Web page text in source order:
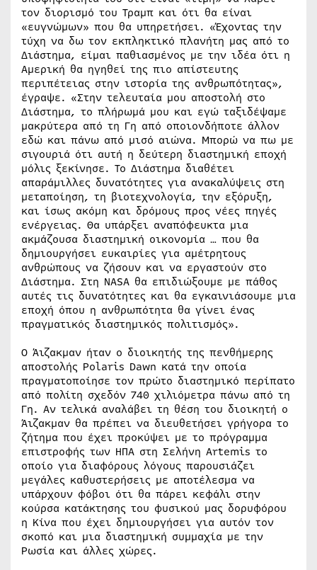
τον διορισμό του Τραμπ και ότι θα είναι
«ευγνώμων» που θα υπηρετήσει. «Έχοντας την
τύχη να δω τον εκπληκτικό πλανήτη μας από το
Διάστημα, είμαι παθιασμένος με την ιδέα ότι η
Αμερική θα ηγηθεί της πιο απίστευτης
περιπέτειας στην ιστορία της ανθρωπότητας»,
έγραψε. «Στην τελευταία μου αποστολή στο
Διάστημα, το πλήρωμά μου και εγώ ταξιδέψαμε
μακρύτερα από τη Γη από οποιονδήποτε άλλον
εδώ και πάνω από μισό αιώνα. Μπορώ να πω με
σιγουριά ότι αυτή η δεύτερη διαστημική εποχή
μόλις ξεκίνησε. Το Διάστημα διαθέτει
απαράμιλλες δυνατότητες για ανακαλύψεις στη
μεταποίηση, τη βιοτεχνολογία, την εξόρυξη,
και ίσως ακόμη και δρόμους προς νέες πηγές
ενέργειας. Θα υπάρξει αναπόφευκτα μια
ακμάζουσα διαστημική οικονομία … που θα
δημιουργήσει ευκαιρίες για αμέτρητους
ανθρώπους να ζήσουν και να εργαστούν στο
Διάστημα. Στη NASA θα επιδιώξουμε με πάθος
αυτές τις δυνατότητες και θα εγκαινιάσουμε μια
εποχή όπου η ανθρωπότητα θα γίνει ένας
πραγματικός διαστημικός πολιτισμός».
Ο Άιζακμαν ήταν ο διοικητής της πενθήμερης
αποστολής Polaris Dawn κατά την οποία
πραγματοποίησε τον πρώτο διαστημικό περίπατο
από πολίτη σχεδόν 740 χιλιόμετρα πάνω από τη
Γη. Αν τελικά αναλάβει τη θέση του διοικητή ο
Άιζακμαν θα πρέπει να διευθετήσει γρήγορα το
ζήτημα που έχει προκύψει με το πρόγραμμα
επιστροφής των ΗΠΑ στη Σελήνη Artemis το
οποίο για διαφόρους λόγους παρουσιάζει
μεγάλες καθυστερήσεις με αποτέλεσμα να
υπάρχουν φόβοι ότι θα πάρει κεφάλι στην
κούρσα κατάκτησης του φυσικού μας δορυφόρου
η Κίνα που έχει δημιουργήσει για αυτόν τον
σκοπό και μια διαστημική συμμαχία με την
Ρωσία και άλλες χώρες.